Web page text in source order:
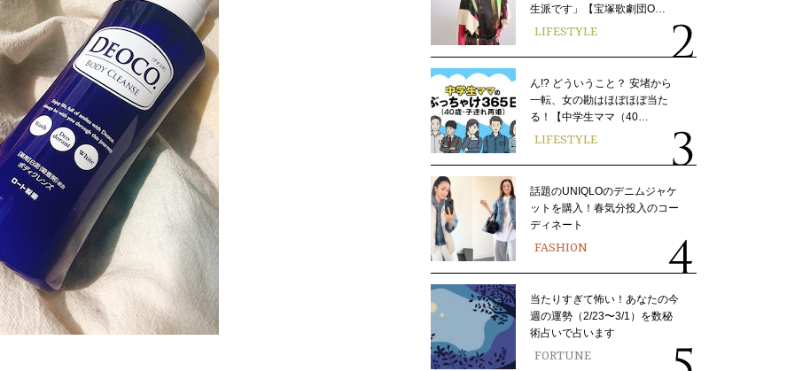
生派です」【宝塚歌劇団O…
LIFESTYLE
ん!? どういうこと？ 安堵から
一転、女の勘はほぼほぼ当た
る！【中学生ママ（40…
LIFESTYLE
話題のUNIQLOのデニムジャケ
ットを購入！春気分投入のコー
ディネート
FASHION
当たりすぎて怖い！あなたの今
週の運勢（2/23〜3/1）を数秘
術占いで占います
FORTUNE